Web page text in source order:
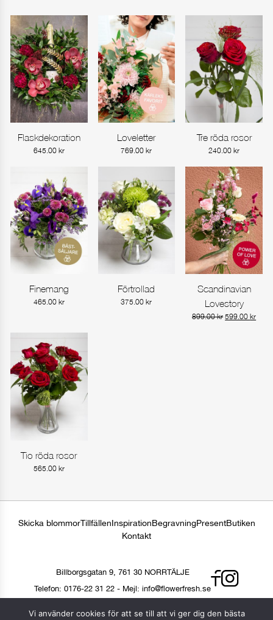
Gå till produkt
Flaskdekoration
645.00 kr
Gå till produkt
Loveletter
769.00kr
Gå till produkt
Tre röda rosor
240.00kr
Gå till produkt
Finemang
465.00 kr
Gå till produkt
Förtrollad
375.00kr
Gå till produkt
Scandinavian
Lovestory
899.00krDet
599.00krDet
Gå till produkt
Tio röda rosor
565.00 kr
Skicka blommorTillfällenInspirationBegravningPresentButiken
Kontakt
Billborgsgatan 9, 761 30 NORRTÄLJE
Telefon:0176-22 31 22 - Mejl:info@flowerfresh.se
Vi använder cookies för att se till att vi ger dig den bästa